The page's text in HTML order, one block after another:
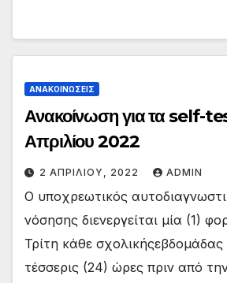
ΑΝΑΚΟΙΝΏΣΕΙΣ
Ανακοίνωση για τα self-
Απριλίου 2022
2 ΑΠΡΙΛΊΟΥ, 2022 ADMIN
Ο υποχρεωτικός
νόσησης διενεργείται μία (1)
Τρίτη κάθε σχολικήςεβδομάδας
τέσσερις (24) ώρες πριν από